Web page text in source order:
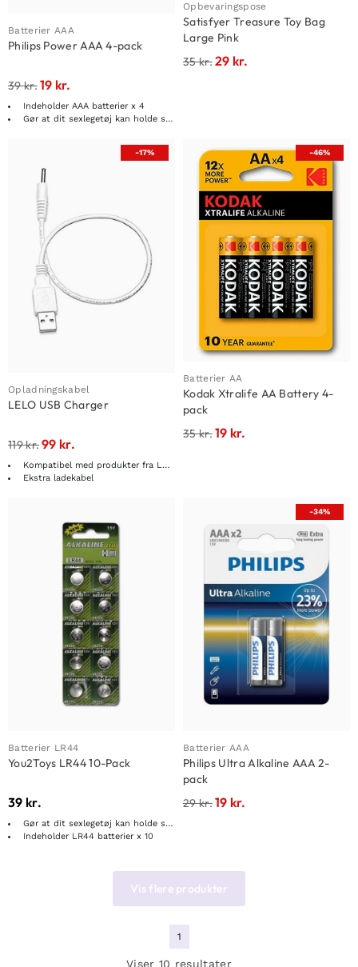
Batterier AAA
Philips Power AAA 4-pack
39kr.19 kr.
Indeholder AAA batterier x 4
Gør at dit sexlegetøj kan holde sig i endnu længere tid
Opbevaringspose
Satisfyer Treasure Toy Bag
Large Pink
35kr.29 kr.
-17%
Opladningskabel
LELO USB Charger
119kr.99 kr.
Kompatibel med produkter fra LELO
Ekstra ladekabel
-46%
Batterier AA
Kodak Xtralife AA Battery 4-
pack
35kr.19 kr.
Batterier LR44
You2Toys LR44 10-Pack
39 kr.
Gør at dit sexlegetøj kan holde sig i endnu længere tid
Indeholder LR44 batterier x 10
-34%
Batterier AAA
Philips Ultra Alkaline AAA 2-
pack
29kr.19 kr.
Vis flere produkter
1
Viser 10 resultater